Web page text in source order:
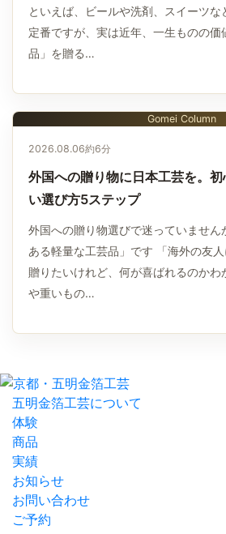
といえば、ビールや洗剤、スイーツ
定番ですが、実は近年、一生ものの価
品」を贈る…
Gomei Column
2026.08.06約6分
外国への贈り物に日本工芸を。
い選び方5ステップ
外国への贈り物選びで迷っていません
ある軽量な工芸品」です 「海外の友
贈りたいけれど、何が喜ばれるのかわ
や重いもの…
五明金箔工芸について
体験
商品
実績
お知らせ
お問い合わせ
ご予約